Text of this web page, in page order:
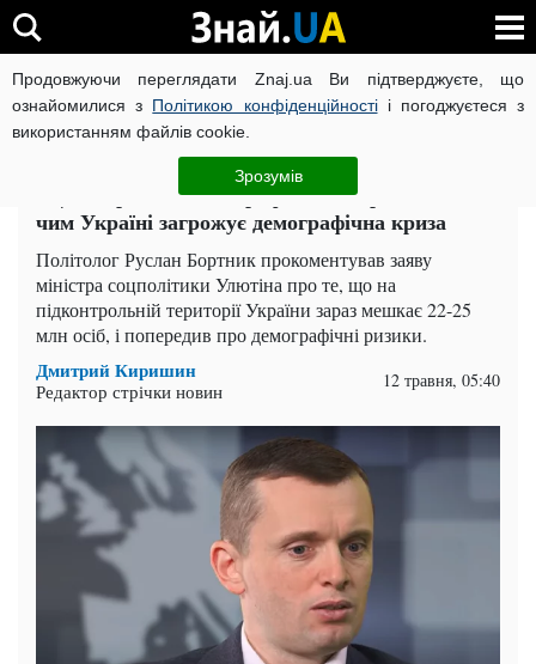
Продовжуючи переглядати Znaj.ua Ви підтверджуєте, що
ознайомилися з Політикою конфіденційностіі погоджуєтеся з
використанням файлів cookie.
Зрозумів
ВІЙНА РОСІЇ ПРОТИ УКРАЇНИ КОРОНАВІРУС В УКРАЇНІ
Політика ЧИТАТЬ НА РУССКОМ
«Це історична катастрофа»: експерт пояснив,
чим Україні загрожує демографічна криза
Політолог Руслан Бортник прокоментував заяву
міністра соцполітики Улютіна про те, що на
підконтрольній території України зараз мешкає 22-25
млн осіб, і попередив про демографічні ризики.
Дмитрий Киришин
Редактор стрічки новин 12 травня, 05:40